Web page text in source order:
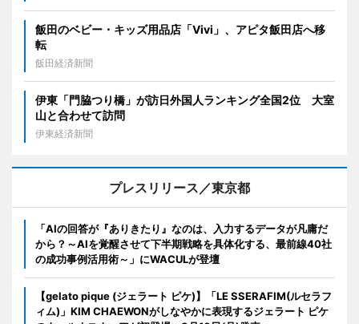
飯田のベビー・キッズ用品店「Vivi」、アピタ飯田店へ移
転
飯田経済新聞
伊東「門脇つり橋」が訪日外国人ランキング全国2位 大室
山と合わせて訪問
伊東経済新聞
プレスリリース／東京都
「AIの回答が『ありきたり』なのは、入力するデータが凡庸だ
から？～AIを覚醒させて下半期戦略を具体化する、最前線40社
の成功事例活用術～」にWACULが登壇
【gelato pique (ジェラート ピケ)】「LE SSERAFIM(ルセラフ
ィム)」KIM CHAEWONがしなやかに表現するジェラート ピケ